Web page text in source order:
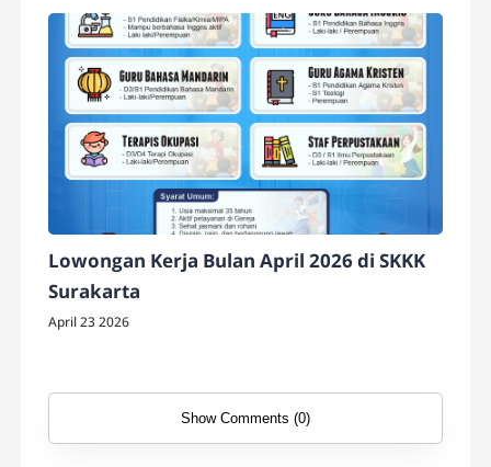
Lowongan Kerja Bulan April 2026 di SKKK
Surakarta
April 23 2026
Show Comments (0)